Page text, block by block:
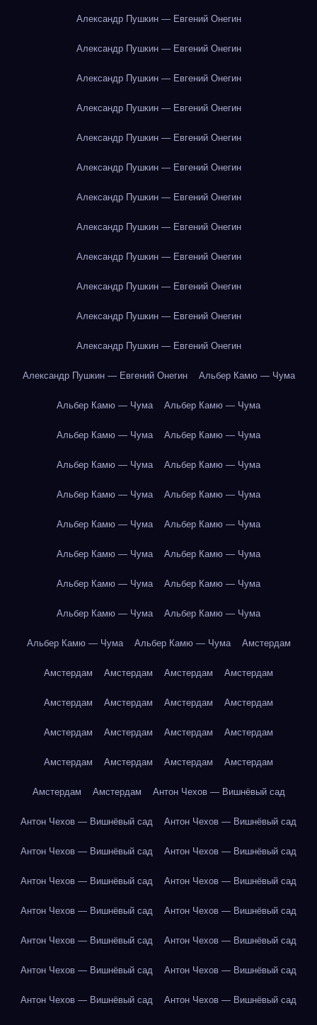
Александр Пушкин — Евгений Онегин
Александр Пушкин — Евгений Онегин
Александр Пушкин — Евгений Онегин
Александр Пушкин — Евгений Онегин
Александр Пушкин — Евгений Онегин
Александр Пушкин — Евгений Онегин
Александр Пушкин — Евгений Онегин
Александр Пушкин — Евгений Онегин
Александр Пушкин — Евгений Онегин
Александр Пушкин — Евгений Онегин
Александр Пушкин — Евгений Онегин
Александр Пушкин — Евгений Онегин
Александр Пушкин — Евгений Онегин Альбер Камю — Чума
Альбер Камю — Чума Альбер Камю — Чума
Альбер Камю — Чума Альбер Камю — Чума
Альбер Камю — Чума Альбер Камю — Чума
Альбер Камю — Чума Альбер Камю — Чума
Альбер Камю — Чума Альбер Камю — Чума
Альбер Камю — Чума Альбер Камю — Чума
Альбер Камю — Чума Альбер Камю — Чума
Альбер Камю — Чума Альбер Камю — Чума
Альбер Камю — Чума Альбер Камю — Чума Амстердам
Амстердам Амстердам Амстердам Амстердам
Амстердам Амстердам Амстердам Амстердам
Амстердам Амстердам Амстердам Амстердам
Амстердам Амстердам Амстердам Амстердам
Амстердам Амстердам Антон Чехов — Вишнёвый сад
Антон Чехов — Вишнёвый сад Антон Чехов — Вишнёвый сад
Антон Чехов — Вишнёвый сад Антон Чехов — Вишнёвый сад
Антон Чехов — Вишнёвый сад Антон Чехов — Вишнёвый сад
Антон Чехов — Вишнёвый сад Антон Чехов — Вишнёвый сад
Антон Чехов — Вишнёвый сад Антон Чехов — Вишнёвый сад
Антон Чехов — Вишнёвый сад Антон Чехов — Вишнёвый сад
Антон Чехов — Вишнёвый сад Антон Чехов — Вишнёвый сад